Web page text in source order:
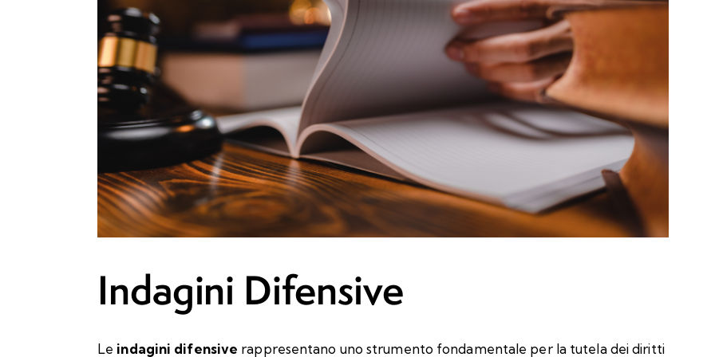
Indagini Difensive
Le indagini difensive rappresentano uno strumento fondamentale per la tutela dei diritti